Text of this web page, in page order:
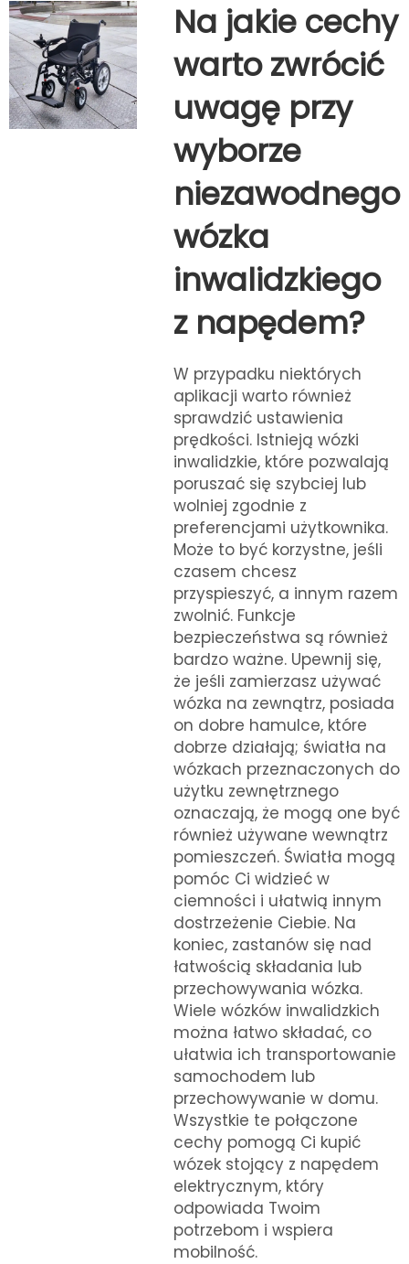
Na jakie cechy
warto zwrócić
uwagę przy
wyborze
niezawodnego
wózka
inwalidzkiego
z napędem?
W przypadku niektórych
aplikacji warto również
sprawdzić ustawienia
prędkości. Istnieją wózki
inwalidzkie, które pozwalają
poruszać się szybciej lub
wolniej zgodnie z
preferencjami użytkownika.
Może to być korzystne, jeśli
czasem chcesz
przyspieszyć, a innym razem
zwolnić. Funkcje
bezpieczeństwa są również
bardzo ważne. Upewnij się,
że jeśli zamierzasz używać
wózka na zewnątrz, posiada
on dobre hamulce, które
dobrze działają; światła na
wózkach przeznaczonych do
użytku zewnętrznego
oznaczają, że mogą one być
również używane wewnątrz
pomieszczeń. Światła mogą
pomóc Ci widzieć w
ciemności i ułatwią innym
dostrzeżenie Ciebie. Na
koniec, zastanów się nad
łatwością składania lub
przechowywania wózka.
Wiele wózków inwalidzkich
można łatwo składać, co
ułatwia ich transportowanie
samochodem lub
przechowywanie w domu.
Wszystkie te połączone
cechy pomogą Ci kupić
wózek stojący z napędem
elektrycznym, który
odpowiada Twoim
potrzebom i wspiera
mobilność.